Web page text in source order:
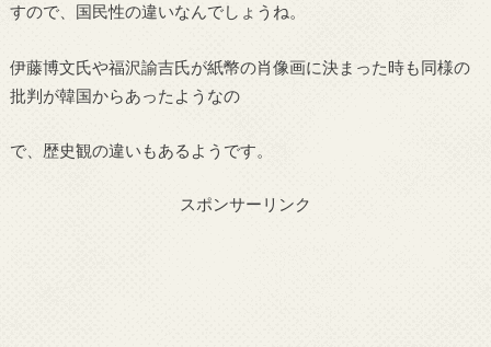
すので、国民性の違いなんでしょうね。
伊藤博文氏や福沢諭吉氏が紙幣の肖像画に決まった時も同様の
批判が韓国からあったようなの
で、歴史観の違いもあるようです。
スポンサーリンク